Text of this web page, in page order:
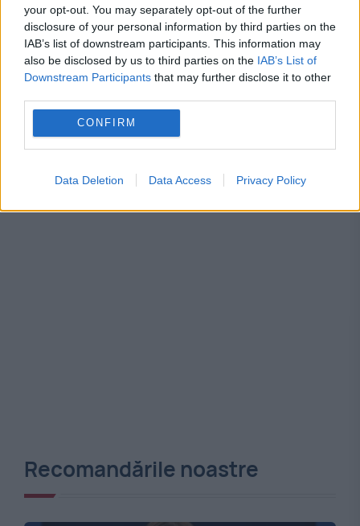
your opt-out. You may separately opt-out of the further
disclosure of your personal information by third parties on the
IAB’s list of downstream participants. This information may
also be disclosed by us to third parties on the IAB’s List of
Downstream Participants that may further disclose it to other
CONFIRM
Data Deletion Data Access Privacy Policy
meteorologi
razboi ucraina
Vladimir Putin
Recomandările noastre